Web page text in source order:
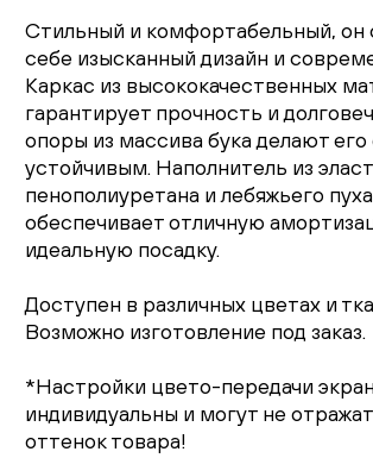
Стильный и комфортабельный, он
себе изысканный дизайн и
Каркас из высококачественных
гарантирует прочность и
опоры из массива бука делают
устойчивым. Наполнитель из
пенополиуретана и лебяжьего пуха
обеспечивает отличную
идеальную посадку.
Доступен в различных цветах и
Возможно изготовление под заказ.
*Настройки цвето-передачи
индивидуальны и могут не
оттенок товара!